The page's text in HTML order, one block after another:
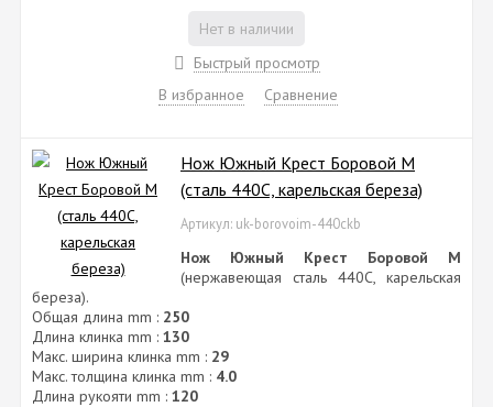
Нет в наличии
Быстрый просмотр
В избранное
Сравнение
Нож Южный Крест Боровой М
(сталь 440C, карельская береза)
Артикул: uk-borovoim-440ckb
Нож Южный Крест Боровой М
(нержавеющая сталь 440C, карельская
береза).
Общая длина mm : 250
Длина клинка mm : 130
Макс. ширина клинка mm : 29
Макс. толщина клинка mm : 4.0
Длина рукояти mm : 120